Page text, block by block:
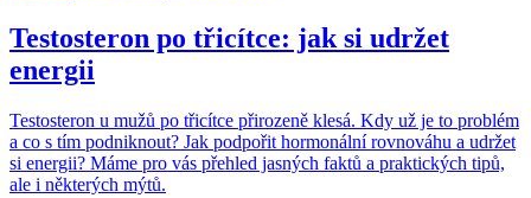
Testosteron po třicítce: jak si udržet
energii
Testosteron u mužů po třicítce přirozeně klesá. Kdy už je to problém
a co s tím podniknout? Jak podpořit hormonální rovnováhu a udržet
si energii? Máme pro vás přehled jasných faktů a praktických tipů,
ale i některých mýtů.